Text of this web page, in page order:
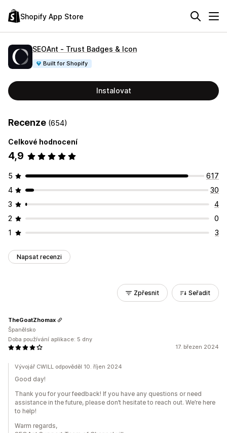
Shopify App Store
SEOAnt ‑ Trust Badges & Icon
Built for Shopify
Instalovat
Recenze (654)
Celkové hodnocení
4,9
5
617
4
30
3
4
2
0
1
3
Napsat recenzi
Zpřesnit Seřadit
17. březen 2024
TheGoatZhomax
Španělsko
Doba používání aplikace: 5 dny
Vývojář CWILL odpověděl 10. říjen 2024
Good day!
Thank you for your feedback! If you have any questions or need
assistance in the future, please don’t hesitate to reach out. We’re here
to help!
Warm regards,